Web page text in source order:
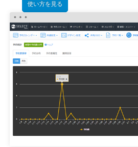
使い方を見る